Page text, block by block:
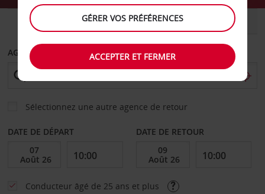
UTILITAIRE
AGENCE DE DÉPART
Sélectionnez une autre agence de retour
DATE DE DÉPART DATE DE RETOUR
Conducteur âgé de 25 ans et plus
GÉRER VOS PRÉFÉRENCES
ACCEPTER ET FERMER